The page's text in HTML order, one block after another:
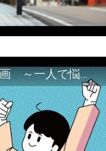
「ギャンブル等依存症対策啓発動画 ～一人で悩まず、家族で悩まず、まず！相談機関へ～」